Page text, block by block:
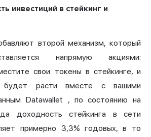
инвестиций в стейкинг и
второй механизм, который
напрямую акциями:
свои токены в стейкинге, и
будет расти вместе с вашими
Datawallet , по состоянию на
доходность стейкинга в сети
примерно 3,3% годовых, в то